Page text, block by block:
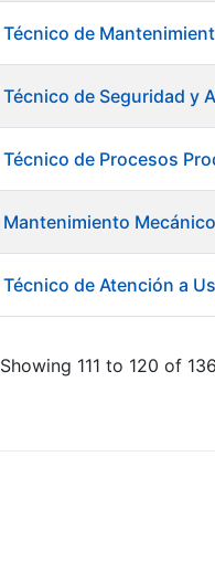
Técnico de
Técnico de Seguridad y
Técnico de Procesos
Mantenimiento Mecánico
Técnico de Atención a
Showing 111 to 120 of